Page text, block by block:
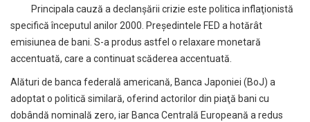
Principala cauză a declanşării crizie este politica inflaţionistă
specifică începutul anilor 2000. Preşedintele FED a hotărât
emisiunea de bani. S-a produs astfel o relaxare monetară
accentuată, care a continuat scăderea accentuată.
Alături de banca federală americană, Banca Japoniei (BoJ) a
adoptat o politică similară, oferind actorilor din piaţă bani cu
dobândă nominală zero, iar Banca Centrală Europeană a redus